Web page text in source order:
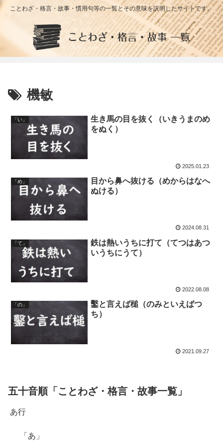
ことわざ・格言・故事・慣用句等の一覧とその意味を説明したサイトです。
機敏
「い」
生き馬の目を抜く（いきうまのめ
をぬく）
2025.01.23
「め」
目から鼻へ抜ける（めからはなへ
ぬける）
2024.08.31
「て」
鉄は熱いうちに打て（てつはあつ
いうちにうて）
2022.08.08
「の」
鑿と言えば槌（のみといえばつ
ち）
2021.09.27
五十音順「ことわざ・格言・故事一覧」
あ行
「あ」